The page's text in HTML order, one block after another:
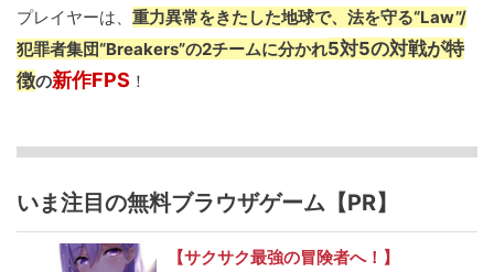
プレイヤーは、 重力異常をきたした地球で、法を守る“Law”/
犯罪者集団“Breakers”の2チームに分かれ5対5の対戦が特
徴の新作FPS ！
いま注目の無料ブラウザゲーム【PR】
【サクサク最強の冒険者へ！】